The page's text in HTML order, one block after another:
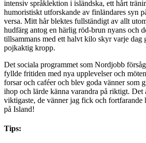
intensiv språklektion i isländska, ett hårt
humoristiskt utforskande av finländares syn
versa. Mitt hår blektes fullständigt av allt
hudfärg antog en härlig röd-brun nyans och
tillsammans med ett halvt kilo skyr varje dag
pojkaktig kropp.
Det sociala programmet som Nordjobb försåg
fyllde fritiden med nya upplevelser och
forsar och caféer och blev goda vänner som
ihop och lärde känna varandra på riktigt. Det
viktigaste, de vänner jag fick och fortfarande
på Island!
Tips: